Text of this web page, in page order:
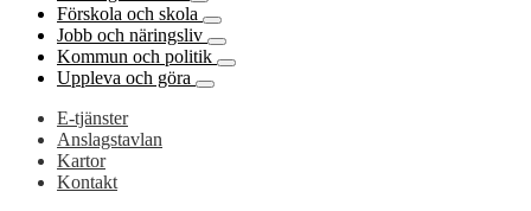
Förskola och skola
Jobb och näringsliv
Kommun och politik
Uppleva och göra
E-tjänster
Anslagstavlan
Kartor
Kontakt